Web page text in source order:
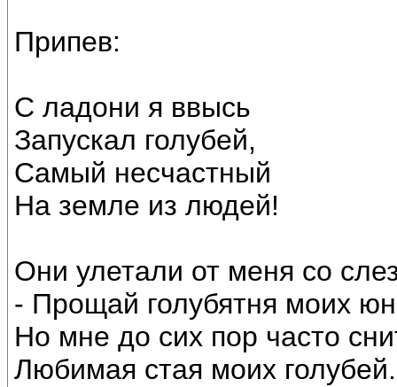
Припев:
С ладони я ввысь
Запускал голубей,
Самый несчастный
На земле из людей!
Они улетали от меня со
- Прощай голубятня моих
Но мне до сих пор часто
Любимая стая моих голубей.